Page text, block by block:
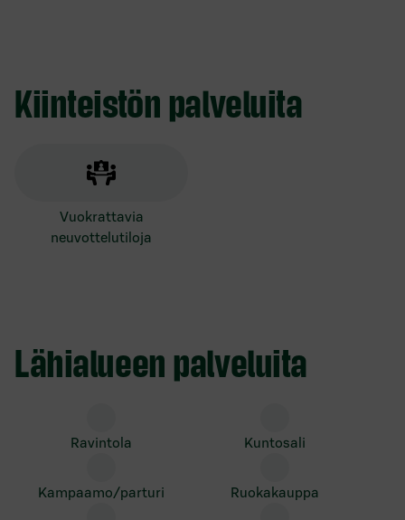
Kiinteistön palveluita
vuokrattavia
neuvottelutiloja
Lähialueen palveluita
ravintola kuntosali
kampaamo/parturi ruokakauppa